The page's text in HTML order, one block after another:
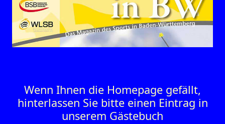
Wenn Ihnen die Homepage gefällt,
hinterlassen Sie bitte einen Eintrag in
unserem Gästebuch